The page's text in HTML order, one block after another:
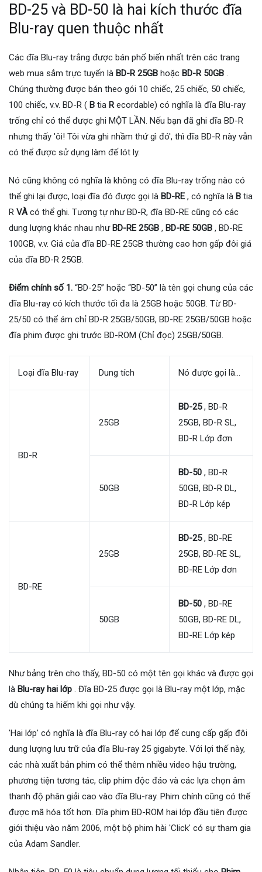
BD-25 và BD-50 là hai kích thước đĩa
Blu-ray quen thuộc nhất
Các đĩa Blu-ray trắng được bán phổ biến nhất trên các trang
web mua sắm trực tuyến là BD-R 25GB hoặc BD-R 50GB
Chúng thường được bán theo gói 10 chiếc, 25 chiếc, 50 chiếc,
100 chiếc, v.v. BD-R ( B tia R ecordable) có nghĩa là đĩa Blu-ray
trống chỉ có thể được ghi MỘT LẦN. Nếu bạn đã ghi đĩa BD-R
nhưng thấy 'ôi! Tôi vừa ghi nhầm thứ gì đó', thì đĩa BD-R này vẫn
có thể được sử dụng làm đế lót ly.
Nó cũng không có nghĩa là không có đĩa Blu-ray trống nào có
thể ghi lại được, loại đĩa đó được gọi là BD-RE , có nghĩa là B tia
R VÀ có thể ghi. Tương tự như BD-R, đĩa BD-RE cũng có các
dung lượng khác nhau như BD-RE 25GB , BD-RE 50GB , BD-RE
100GB, v.v. Giá của đĩa BD-RE 25GB thường cao hơn gấp đôi giá
của đĩa BD-R 25GB.
Điểm chính số 1. “BD-25” hoặc “BD-50” là tên gọi chung của các
đĩa Blu-ray có kích thước tối đa là 25GB hoặc 50GB. Từ BD-
25/50 có thể ám chỉ BD-R 25GB/50GB, BD-RE 25GB/50GB hoặc
đĩa phim được ghi trước BD-ROM (Chỉ đọc) 25GB/50GB.
Loại đĩa Blu-ray Dung tích Nó được gọi là…
BD-R
25GB
BD-25, BD-R
25GB, BD-R SL,
BD-R Lớp đơn
50GB
BD-50 , BD-R
50GB, BD-R DL,
BD-R Lớp kép
BD-RE
25GB
BD-25, BD-RE
25GB, BD-RE SL,
BD-RE Lớp đơn
50GB
BD-50 , BD-RE
50GB, BD-RE DL,
BD-RE Lớp kép
Như bảng trên cho thấy, BD-50 có một tên gọi khác và được gọi
là Blu-ray hai lớp . Đĩa BD-25 được gọi là Blu-ray một lớp, mặc
dù chúng ta hiếm khi gọi như vậy.
'Hai lớp' có nghĩa là đĩa Blu-ray có hai lớp để cung cấp gấp đôi
dung lượng lưu trữ của đĩa Blu-ray 25 gigabyte. Với lợi thế này,
các nhà xuất bản phim có thể thêm nhiều video hậu trường,
phương tiện tương tác, clip phim độc đáo và các lựa chọn âm
thanh độ phân giải cao vào đĩa Blu-ray. Phim chính cũng có thể
được mã hóa tốt hơn. Đĩa phim BD-ROM hai lớp đầu tiên được
giới thiệu vào năm 2006, một bộ phim hài 'Click' có sự tham gia
của Adam Sandler.